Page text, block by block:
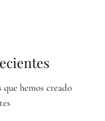
hemos creado